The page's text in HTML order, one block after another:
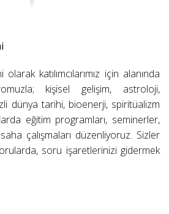
katılımcılarımız için alanında
kişisel gelişim, astroloji,
dünya tarihi, bioenerji, spiritüalizm
eğitim programları, seminerler,
çalışmaları düzenliyoruz. Sizler
soru işaretlerinizi gidermek